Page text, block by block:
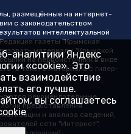
размещённые на интернет-
с законодательством
интеллектуальной
газеты "Крымская
материалы "Крымской
на первоисточник в виде
в тексте материала с гипер-
рекомендательные
предоставления
и анализа сведений,
сети "Интернет",
аналитики Яндекс
«cookie». Это
взаимодействие
его лучше.
вы соглашаетесь